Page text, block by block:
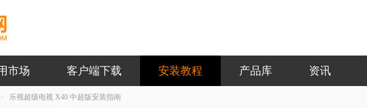
市场 客户端下载 安装教程 产品库 资讯
乐视超级电视 X40 中超版安装指南